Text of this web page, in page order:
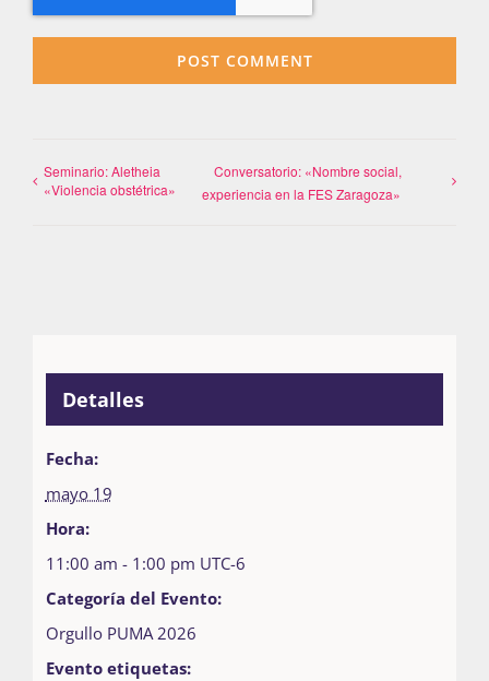
Seminario: Aletheia
«Violencia obstétrica»
Conversatorio: «Nombre social,
experiencia en la FES Zaragoza»
Detalles
Fecha:
mayo 19
Hora:
11:00 am - 1:00 pm UTC-6
Categoría del Evento:
Orgullo PUMA 2026
Evento etiquetas: